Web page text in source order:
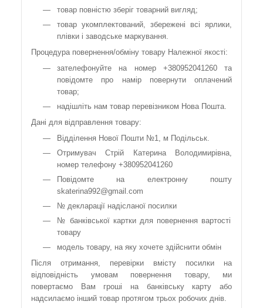
товар повністю зберіг товарний вигляд;
товар укомплектований, збережені всі ярлики,
плівки і заводське маркування.
Процедура повернення/обміну товару Належної якості:
зателефонуйте на номер +380952041260 та
повідомте про намір повернути оплачений
товар;
надішліть нам товар перевізником Нова Пошта.
Дані для відправлення товару:
Відділення Нової Пошти №1, м Подільськ.
Отримувач Стрій Катерина Володимирівна,
номер телефону +380952041260
Повідомте на електронну пошту
skaterina992@gmail.com
№ декларації надісланої посилки
№ банківської картки для повернення вартості
товару
модель товару, на яку хочете здійснити обмін
Після отримання, перевірки вмісту посилки на
відповідність умовам повернення товару, ми
повертаємо Вам гроші на банківську карту або
надсилаємо інший товар протягом трьох робочих днів.